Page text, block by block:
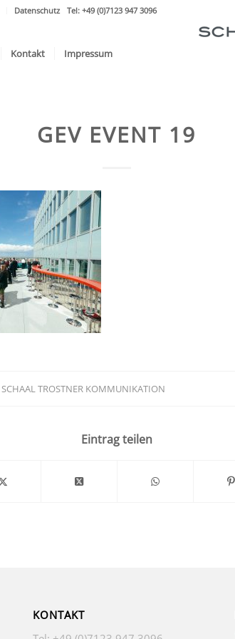
Datenschutz Tel: +49 (0)7123 947 3096
Kontakt Impressum
GEV EVENT 19
SCHAAL TROSTNER KOMMUNIKATION
Eintrag teilen
KONTAKT